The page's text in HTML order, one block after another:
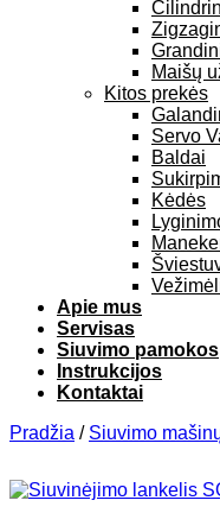
Maišų
Kitos prekės
Servo
Baldai
Kėdės
Apie mus
Servisas
Siuvimo pamokos
Instrukcijos
Kontaktai
Pradžia / Siuvimo